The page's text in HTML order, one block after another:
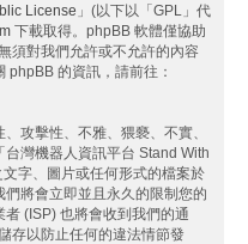
License 」(以下以「GPL」代
下載取得。phpBB 軟體僅協助
須對我們允許或不允許的內容
phpBB 的資訊，請前往：
攻擊性、不雅、猥褻、不實、
灣機器人資訊平台 Stand With
字、圖片或任何形式的檔案於
將會立即並且永久的限制您的
(ISP) 也將會收到我們的通
存以防止任何的違法情節發